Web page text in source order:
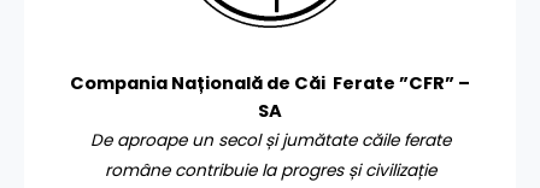
Compania Națională de Căi Ferate ”CFR” –
SA
De aproape un secol și jumătate căile ferate
române contribuie la progres și civilizație